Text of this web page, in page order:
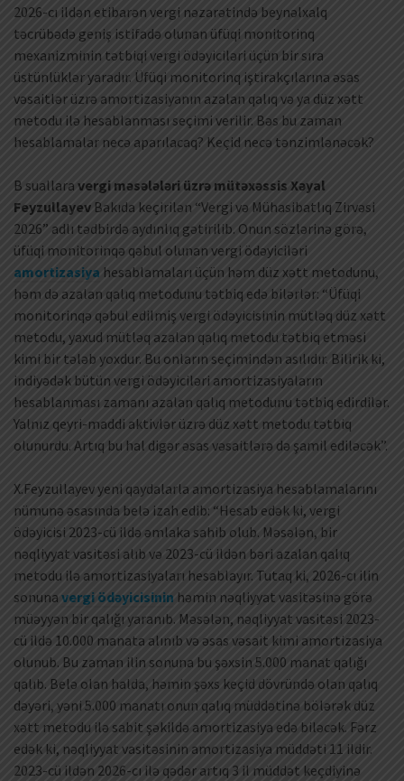
2026-cı ildən etibarən vergi nəzarətində beynəlxalq
təcrübədə geniş istifadə olunan üfüqi monitorinq
mexanizminin tətbiqi vergi ödəyiciləri üçün bir sıra
üstünlüklər yaradır. Üfüqi monitorinq iştirakçılarına əsas
vəsaitlər üzrə amortizasiyanın azalan qalıq və ya düz xətt
metodu ilə hesablanması seçimi verilir. Bəs bu zaman
hesablamalar necə aparılacaq? Keçid necə tənzimlənəcək?
B suallara vergi məsələləri üzrə mütəxəssis Xəyal
Feyzullayev Bakıda keçirilən “Vergi və Mühasibatlıq Zirvəsi
2026” adlı tədbirdə aydınlıq gətirilib. Onun sözlərinə görə,
üfüqi monitorinqə qəbul olunan vergi ödəyiciləri
amortizasiya hesablamaları üçün həm düz xətt metodunu,
həm də azalan qalıq metodunu tətbiq edə bilərlər: “Üfüqi
monitorinqə qəbul edilmiş vergi ödəyicisinin mütləq düz xətt
metodu, yaxud mütləq azalan qalıq metodu tətbiq etməsi
kimi bir tələb yoxdur. Bu onların seçimindən asılıdır. Bilirik ki,
indiyədək bütün vergi ödəyiciləri amortizasiyaların
hesablanması zamanı azalan qalıq metodunu tətbiq edirdilər.
Yalnız qeyri-maddi aktivlər üzrə düz xətt metodu tətbiq
olunurdu. Artıq bu hal digər əsas vəsaitlərə də şamil ediləcək”.
X.Feyzullayev yeni qaydalarla amortizasiya hesablamalarını
nümunə əsasında belə izah edib: “Hesab edək ki, vergi
ödəyicisi 2023-cü ildə əmlaka sahib olub. Məsələn, bir
nəqliyyat vasitəsi alıb və 2023-cü ildən bəri azalan qalıq
metodu ilə amortizasiyaları hesablayır. Tutaq ki, 2026-cı ilin
sonuna vergi ödəyicisinin həmin nəqliyyat vasitəsinə görə
müəyyən bir qalığı yaranıb. Məsələn, nəqliyyat vasitəsi 2023-
cü ildə 10.000 manata alınıb və əsas vəsait kimi amortizasiya
olunub. Bu zaman ilin sonuna bu şəxsin 5.000 manat qalığı
qalıb. Belə olan halda, həmin şəxs keçid dövründə olan qalıq
dəyəri, yəni 5.000 manatı onun qalıq müddətinə bölərək düz
xətt metodu ilə sabit şəkildə amortizasiya edə biləcək. Fərz
edək ki, nəqliyyat vasitəsinin amortizasiya müddəti 11 ildir.
2023-cü ildən 2026-cı ilə qədər artıq 3 il müddət keçdiyinə